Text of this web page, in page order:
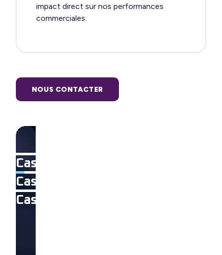
impact direct sur nos performances
commerciales.
NOUS CONTACTER
Cas client 1
Cas client 2
Cas client 3